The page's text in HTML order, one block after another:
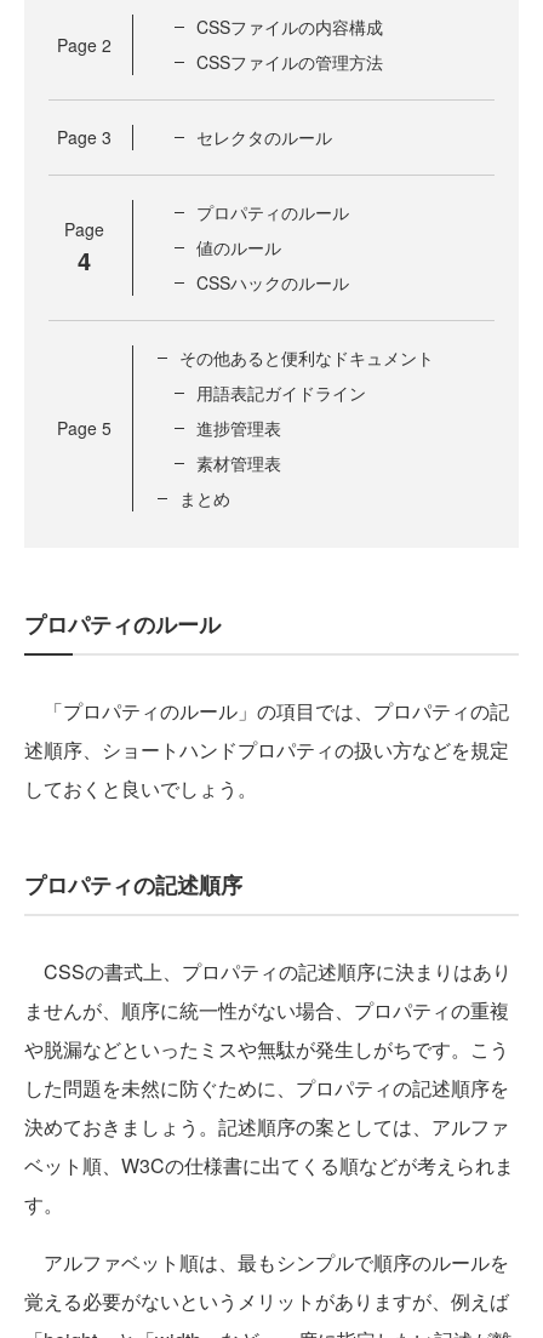
Page 2
CSSファイルの内容構成
CSSファイルの管理方法
Page 3 セレクタのルール
Page
4
プロパティのルール
値のルール
CSSハックのルール
Page 5
その他あると便利なドキュメント
用語表記ガイドライン
進捗管理表
素材管理表
まとめ
プロパティのルール
「プロパティのルール」の項目では、プロパティの記
述順序、ショートハンドプロパティの扱い方などを規定
しておくと良いでしょう。
プロパティの記述順序
CSSの書式上、プロパティの記述順序に決まりはあり
ませんが、順序に統一性がない場合、プロパティの重複
や脱漏などといったミスや無駄が発生しがちです。こう
した問題を未然に防ぐために、プロパティの記述順序を
決めておきましょう。記述順序の案としては、アルファ
ベット順、W3Cの仕様書に出てくる順などが考えられま
す。
アルファベット順は、最もシンプルで順序のルールを
覚える必要がないというメリットがありますが、例えば